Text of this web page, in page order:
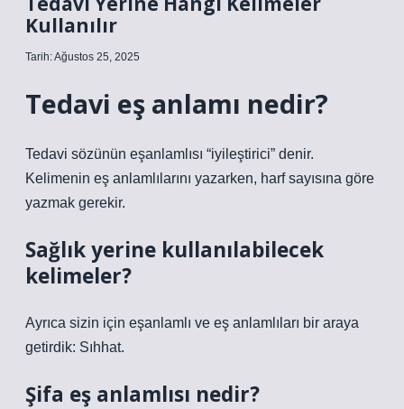
Kullanılır
Tarih: Ağustos 25, 2025
Tedavi eş anlamı nedir?
Tedavi sözünün eşanlamlısı “iyileştirici” denir.
Kelimenin eş anlamlılarını yazarken, harf sayısına göre
yazmak gerekir.
Sağlık yerine kullanılabilecek
kelimeler?
Ayrıca sizin için eşanlamlı ve eş anlamlıları bir araya
getirdik: Sıhhat.
Şifa eş anlamlısı nedir?